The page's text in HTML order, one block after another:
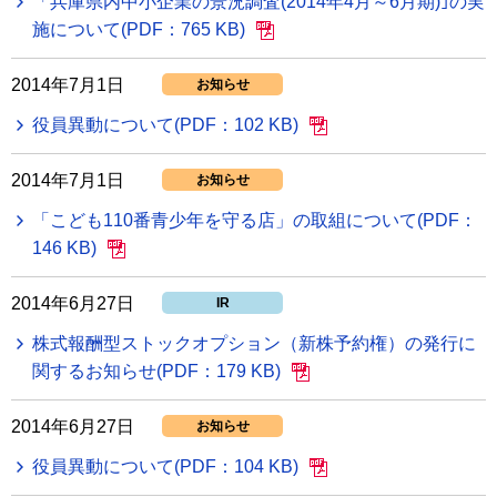
施について(PDF：765 KB)
2014年7月1日 お知らせ
役員異動について(PDF：102 KB)
2014年7月1日 お知らせ
「こども110番青少年を守る店」の取組について(PDF：
146 KB)
2014年6月27日 IR
株式報酬型ストックオプション（新株予約権）の発行に
関するお知らせ(PDF：179 KB)
2014年6月27日 お知らせ
役員異動について(PDF：104 KB)